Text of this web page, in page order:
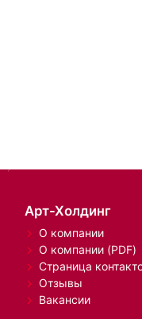
Арт-Холдинг
О компании
О компании (PDF)
Страница
Отзывы
Вакансии